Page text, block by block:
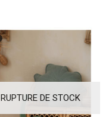
RUPTURE DE STOCK